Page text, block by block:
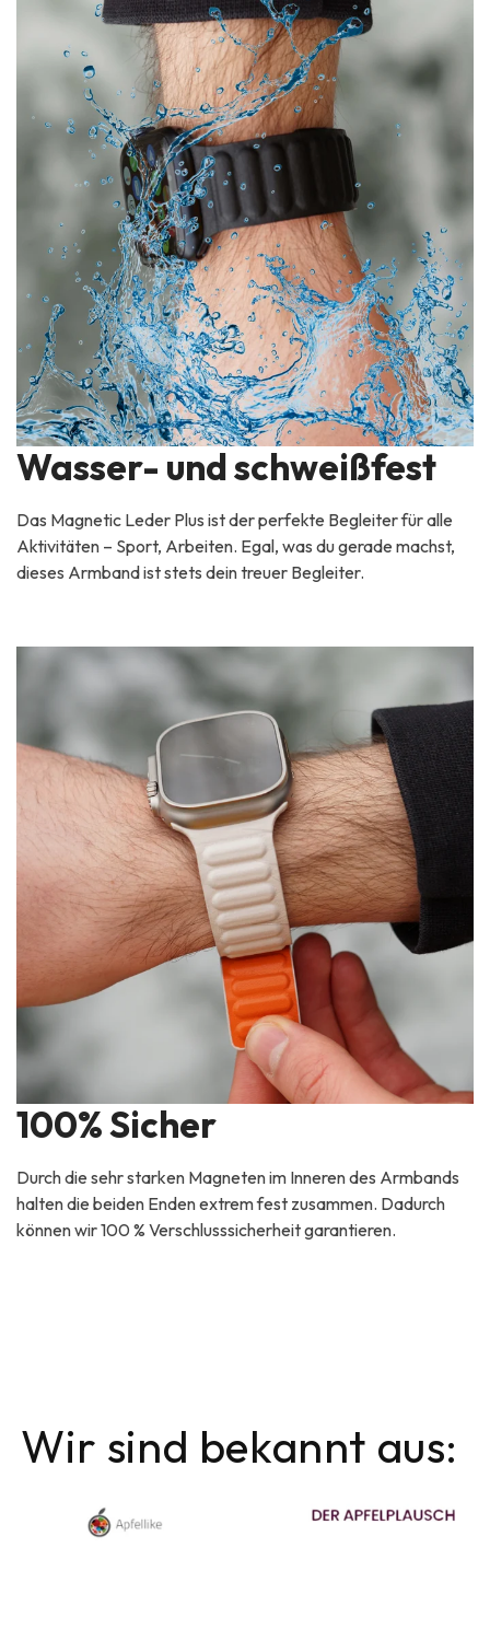
Wasser- und schweißfest
Das Magnetic Leder Plus ist der perfekte Begleiter für alle
Aktivitäten – Sport, Arbeiten. Egal, was du gerade machst,
dieses Armband ist stets dein treuer Begleiter.
100% Sicher
Durch die sehr starken Magneten im Inneren des Armbands
halten die beiden Enden extrem fest zusammen. Dadurch
können wir 100 % Verschlusssicherheit garantieren.
Wir sind bekannt aus: